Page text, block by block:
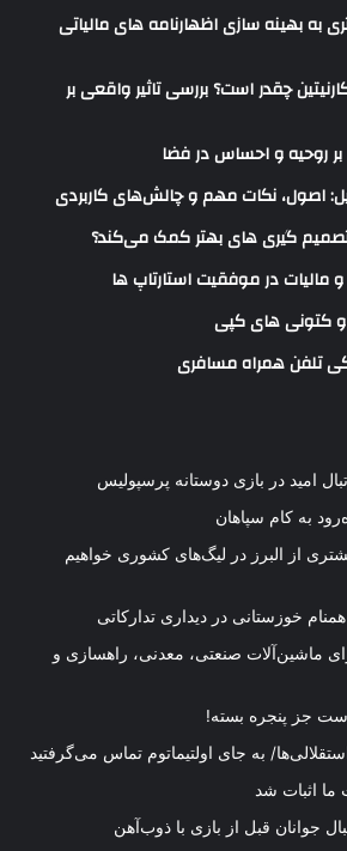
به بهینه سازی اظهارنامه های مالیاتی
چقدر است؟ بررسی تاثیر واقعی بر
بر روحیه و احساس در فضا
اصول، نکات مهم و چالش‌های کاربردی
گیری های بهتر کمک می‌کند؟
مالیات در موفقیت استارتاپ ها
کتونی های کپی
تلفن همراه مسافری
امید در بازی دوستانه پرسپولیس
به کام سپاهان
از البرز در لیگ‌های کشوری خواهیم
خوزستانی در دیداری تدارکاتی
ماشین‌آلات صنعتی، معدنی، راهسازی و
جز پنجره بسته!
به جای اولتیماتوم تماس می‌گرفتید
ما اثبات شد
جوانان قبل از بازی با ذوب‌آهن